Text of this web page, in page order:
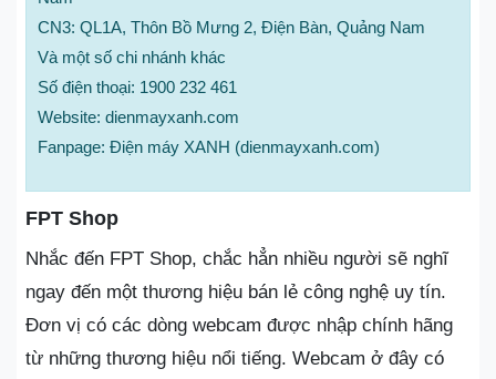
CN3: QL1A, Thôn Bồ Mưng 2, Điện Bàn, Quảng Nam
Và một số chi nhánh khác
Số điện thoại: 1900 232 461
Website: dienmayxanh.com
Fanpage: Điện máy XANH (dienmayxanh.com)
FPT Shop
Nhắc đến FPT Shop, chắc hẳn nhiều người sẽ nghĩ
ngay đến một thương hiệu bán lẻ công nghệ uy tín.
Đơn vị có các dòng webcam được nhập chính hãng
từ những thương hiệu nổi tiếng. Webcam ở đây có